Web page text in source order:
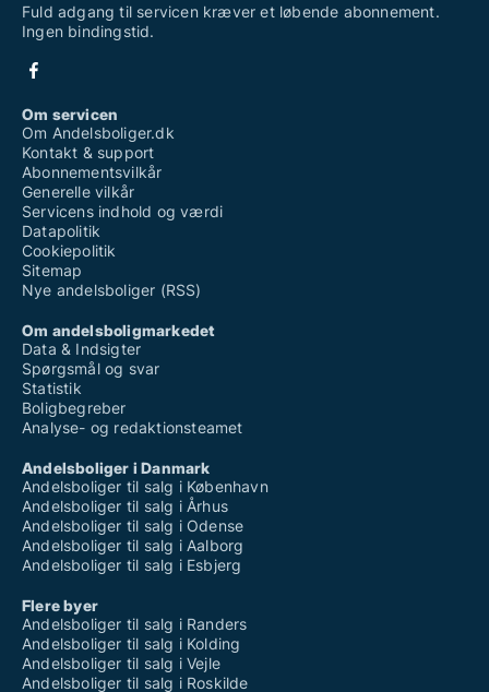
Fuld adgang til servicen kræver et løbende abonnement.
Ingen bindingstid.
Om servicen
Om Andelsboliger.dk
Kontakt & support
Abonnementsvilkår
Generelle vilkår
Servicens indhold og værdi
Datapolitik
Cookiepolitik
Sitemap
Nye andelsboliger (RSS)
Om andelsboligmarkedet
Data & Indsigter
Spørgsmål og svar
Statistik
Boligbegreber
Analyse- og redaktionsteamet
Andelsboliger i Danmark
Andelsboliger til salg i København
Andelsboliger til salg i Århus
Andelsboliger til salg i Odense
Andelsboliger til salg i Aalborg
Andelsboliger til salg i Esbjerg
Flere byer
Andelsboliger til salg i Randers
Andelsboliger til salg i Kolding
Andelsboliger til salg i Vejle
Andelsboliger til salg i Roskilde